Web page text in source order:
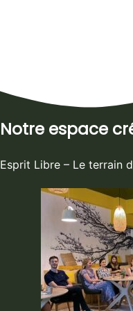
Notre espace
Esprit Libre – Le terrain